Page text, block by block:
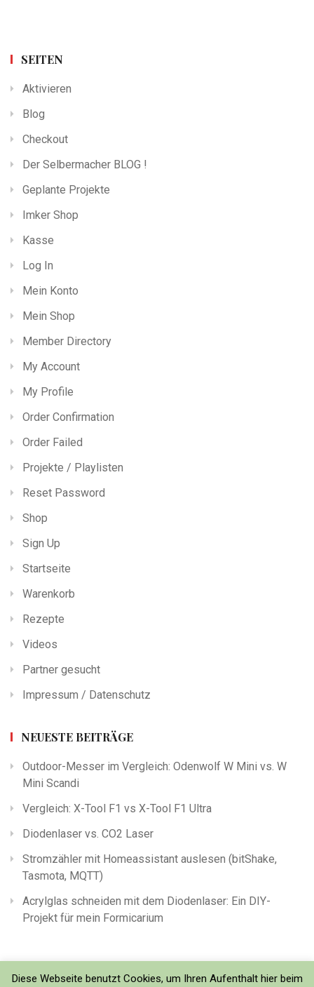
SEITEN
Aktivieren
Blog
Checkout
Der Selbermacher BLOG !
Geplante Projekte
Imker Shop
Kasse
Log In
Mein Konto
Mein Shop
Member Directory
My Account
My Profile
Order Confirmation
Order Failed
Projekte / Playlisten
Reset Password
Shop
Sign Up
Startseite
Warenkorb
Rezepte
Videos
Partner gesucht
Impressum / Datenschutz
NEUESTE BEITRÄGE
Outdoor-Messer im Vergleich: Odenwolf W Mini vs. W
Mini Scandi
Vergleich: X-Tool F1 vs X-Tool F1 Ultra
Diodenlaser vs. CO2 Laser
Stromzähler mit Homeassistant auslesen (bitShake,
Tasmota, MQTT)
Acrylglas schneiden mit dem Diodenlaser: Ein DIY-
Projekt für mein Formicarium
Diese Webseite benutzt Cookies, um Ihren Aufenthalt hier beim